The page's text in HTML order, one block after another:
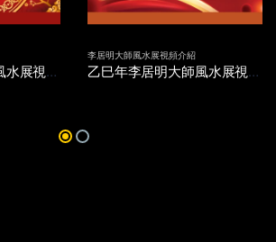
丙午年李居明大師風水展視頻介紹
李居明大師風水展視頻介紹
乙巳年李居明大師風水展視頻介紹